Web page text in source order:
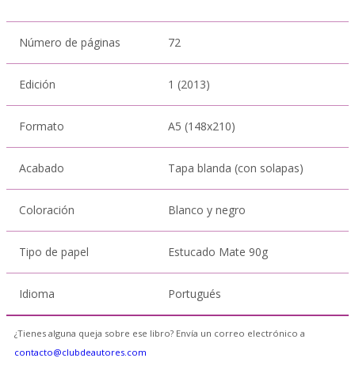
Número de páginas 72
Edición 1 (2013)
Formato A5 (148x210)
Acabado Tapa blanda (con solapas)
Coloración Blanco y negro
Tipo de papel Estucado Mate 90g
Idioma Portugués
¿Tienes alguna queja sobre ese libro? Envía un correo electrónico a
contacto@clubdeautores.com